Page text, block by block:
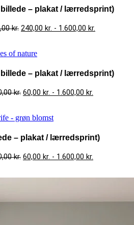
– plakat / lærredsprint)
kr. 240,00 kr. - 1.600,00 kr.
– plakat / lærredsprint)
kr. 60,00 kr. - 1.600,00 kr.
– plakat / lærredsprint)
kr. 60,00 kr. - 1.600,00 kr.